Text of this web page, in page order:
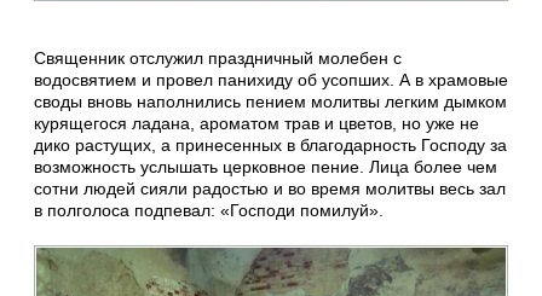
Священник отслужил праздничный молебен с
водосвятием и провел панихиду об усопших. А в храмовые
своды вновь наполнились пением молитвы легким дымком
курящегося ладана, ароматом трав и цветов, но уже не
дико растущих, а принесенных в благодарность Господу за
возможность услышать церковное пение. Лица более чем
сотни людей сияли радостью и во время молитвы весь зал
в полголоса подпевал: «Господи помилуй».